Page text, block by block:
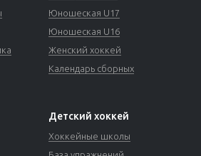
Юношеская U17
Юношеская U16
Женский хоккей
Календарь сборных
Детский хоккей
Хоккейные школы